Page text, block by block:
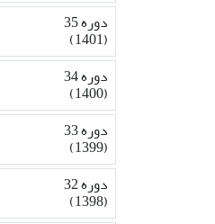
دوره 35
(1401)
دوره 34
(1400)
دوره 33
(1399)
دوره 32
(1398)